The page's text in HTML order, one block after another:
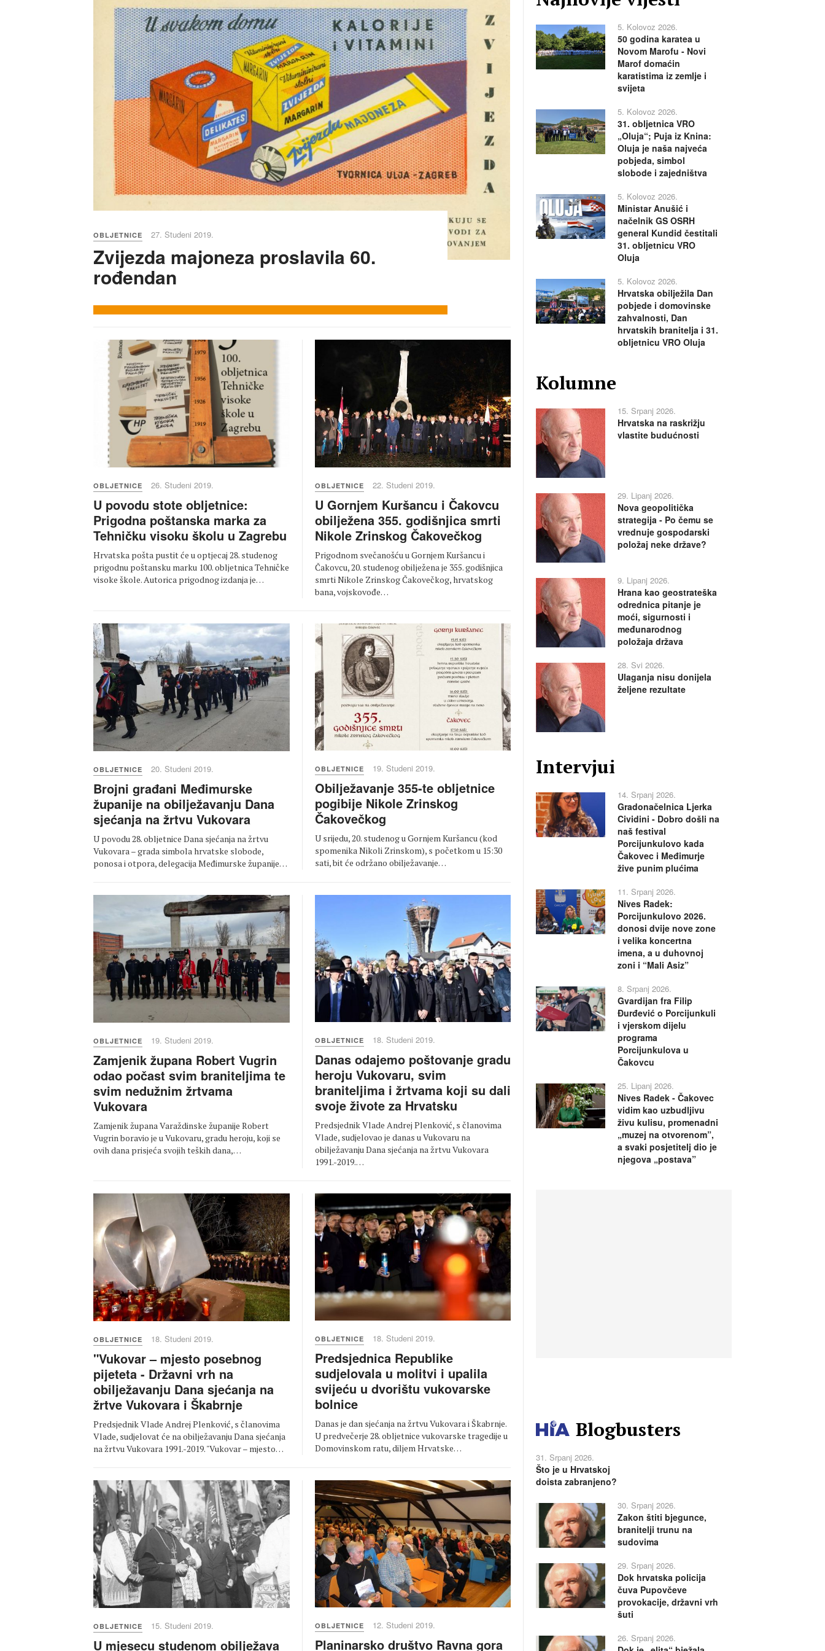
OBLJETNICE 27. Studeni 2019.
Zvijezda majoneza proslavila 60.
rođendan
OBLJETNICE 26. Studeni 2019.
U povodu stote obljetnice:
Prigodna poštanska marka za
Tehničku visoku školu u Zagrebu
Hrvatska pošta pustit će u optjecaj 28. studenog
prigodnu poštansku marku 100. obljetnica Tehničke
visoke škole. Autorica prigodnog izdanja je…
OBLJETNICE 22. Studeni 2019.
U Gornjem Kuršancu i Čakovcu
obilježena 355. godišnjica smrti
Nikole Zrinskog Čakovečkog
Prigodnom svečanošću u Gornjem Kuršancu i
Čakovcu, 20. studenog obilježena je 355. godišnjica
smrti Nikole Zrinskog Čakovečkog, hrvatskog
bana, vojskovođe…
OBLJETNICE 20. Studeni 2019.
Brojni građani Međimurske
županije na obilježavanju Dana
sjećanja na žrtvu Vukovara
U povodu 28. obljetnice Dana sjećanja na žrtvu
Vukovara – grada simbola hrvatske slobode,
ponosa i otpora, delegacija Međimurske županije…
OBLJETNICE 19. Studeni 2019.
Obilježavanje 355-te obljetnice
pogibije Nikole Zrinskog
Čakovečkog
U srijedu, 20. studenog u Gornjem Kuršancu (kod
spomenika Nikoli Zrinskom), s početkom u 15:30
sati, bit će održano obilježavanje…
OBLJETNICE 19. Studeni 2019.
Zamjenik župana Robert Vugrin
odao počast svim braniteljima te
svim nedužnim žrtvama
Vukovara
Zamjenik župana Varaždinske županije Robert
Vugrin boravio je u Vukovaru, gradu heroju, koji se
ovih dana prisjeća svojih teških dana,…
OBLJETNICE 18. Studeni 2019.
Danas odajemo poštovanje gradu
heroju Vukovaru, svim
braniteljima i žrtvama koji su dali
svoje živote za Hrvatsku
Predsjednik Vlade Andrej Plenković, s članovima
Vlade, sudjelovao je danas u Vukovaru na
obilježavanju Dana sjećanja na žrtvu Vukovara
1991.-2019.…
OBLJETNICE 18. Studeni 2019.
"Vukovar – mjesto posebnog
pijeteta - Državni vrh na
obilježavanju Dana sjećanja na
žrtve Vukovara i Škabrnje
Predsjednik Vlade Andrej Plenković, s članovima
Vlade, sudjelovat će na obilježavanju Dana sjećanja
na žrtvu Vukovara 1991.-2019. "Vukovar – mjesto…
OBLJETNICE 18. Studeni 2019.
Predsjednica Republike
sudjelovala u molitvi i upalila
svijeću u dvorištu vukovarske
bolnice
Danas je dan sjećanja na žrtvu Vukovara i Škabrnje.
U predvečerje 28. obljetnice vukovarske tragedije u
Domovinskom ratu, diljem Hrvatske…
OBLJETNICE 15. Studeni 2019.
U mjesecu studenom obilježava
OBLJETNICE 12. Studeni 2019.
Planinarsko društvo Ravna gora
5. Kolovoz 2026.
50 godina karatea u
Novom Marofu - Novi
Marof domaćin
karatistima iz zemlje i
svijeta
5. Kolovoz 2026.
31. obljetnica VRO
„Oluja“; Puja iz Knina:
Oluja je naša najveća
pobjeda, simbol
slobode i zajedništva
5. Kolovoz 2026.
Ministar Anušić i
načelnik GS OSRH
general Kundid čestitali
31. obljetnicu VRO
Oluja
5. Kolovoz 2026.
Hrvatska obilježila Dan
pobjede i domovinske
zahvalnosti, Dan
hrvatskih branitelja i 31.
obljetnicu VRO Oluja
Kolumne
15. Srpanj 2026.
Hrvatska na raskrižju
vlastite budućnosti
29. Lipanj 2026.
Nova geopolitička
strategija - Po čemu se
vrednuje gospodarski
položaj neke države?
9. Lipanj 2026.
Hrana kao geostrateška
odrednica pitanje je
moći, sigurnosti i
međunarodnog
položaja država
28. Svi 2026.
Ulaganja nisu donijela
željene rezultate
Intervjui
14. Srpanj 2026.
Gradonačelnica Ljerka
Cividini - Dobro došli na
naš festival
Porcijunkulovo kada
Čakovec i Međimurje
žive punim plućima
11. Srpanj 2026.
Nives Radek:
Porcijunkulovo 2026.
donosi dvije nove zone
i velika koncertna
imena, a u duhovnoj
zoni i “Mali Asiz”
8. Srpanj 2026.
Gvardijan fra Filip
Đurđević o Porcijunkuli
i vjerskom dijelu
programa
Porcijunkulova u
Čakovcu
25. Lipanj 2026.
Nives Radek - Čakovec
vidim kao uzbudljivu
živu kulisu, promenadni
„muzej na otvorenom”,
a svaki posjetitelj dio je
njegova „postava”
Blogbusters
31. Srpanj 2026.
Što je u Hrvatskoj
doista zabranjeno?
30. Srpanj 2026.
Zakon štiti bjegunce,
branitelji trunu na
sudovima
29. Srpanj 2026.
Dok hrvatska policija
čuva Pupovčeve
provokacije, državni vrh
šuti
26. Srpanj 2026.